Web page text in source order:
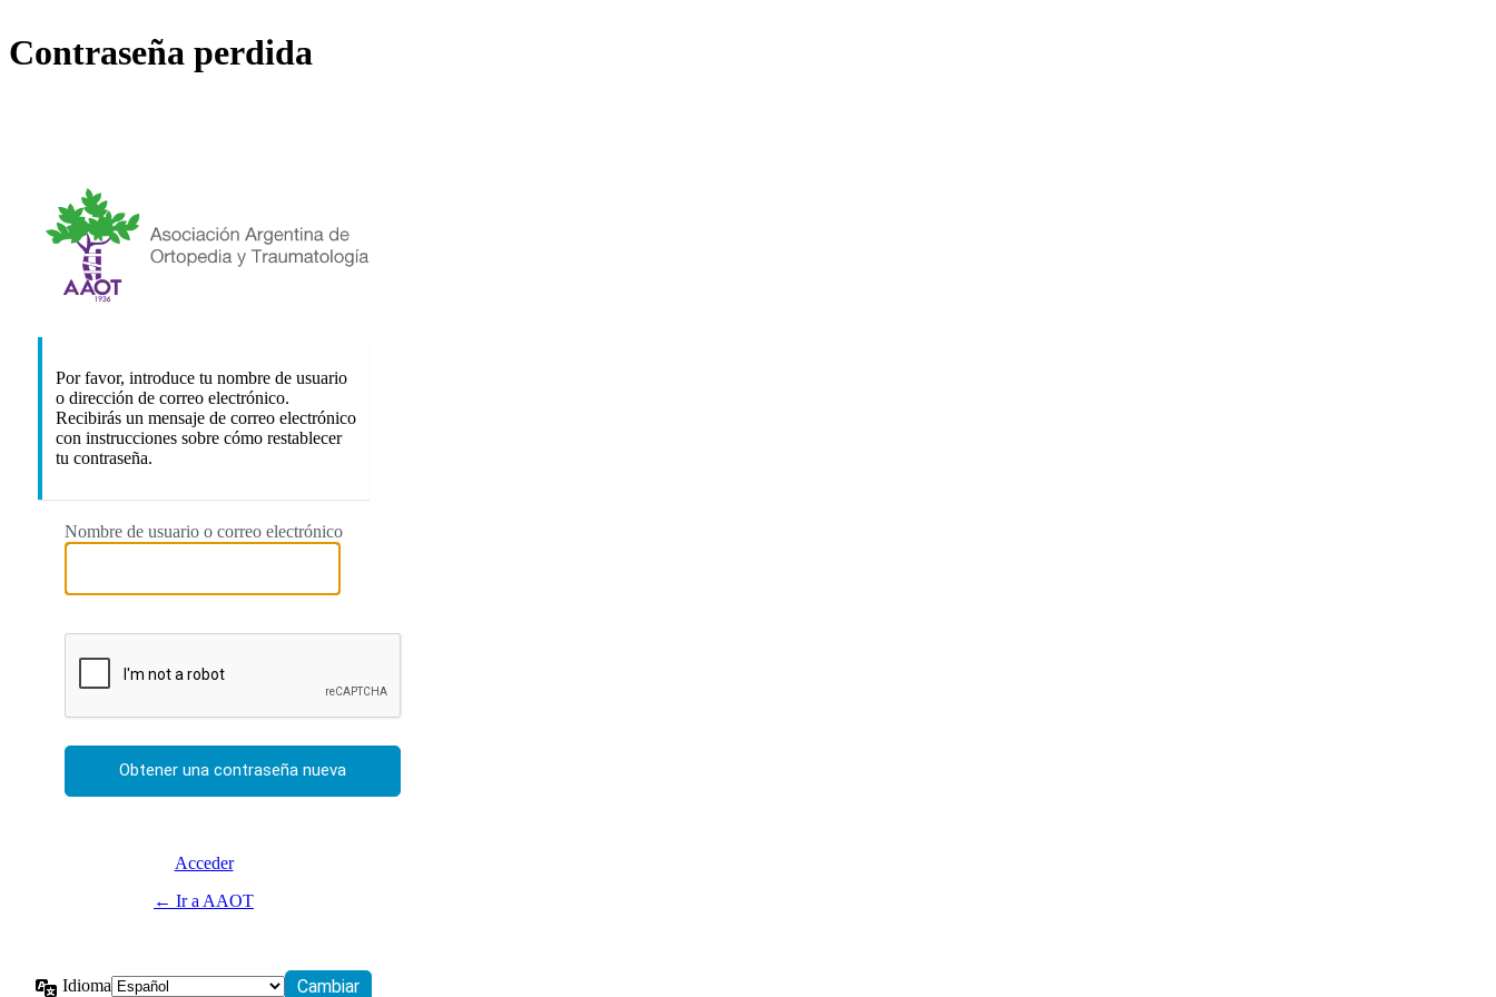
Contraseña perdida
Por favor, introduce tu nombre de usuario
o dirección de correo electrónico.
Recibirás un mensaje de correo electrónico
con instrucciones sobre cómo restablecer
tu contraseña.
Nombre de usuario o correo electrónico
Acceder
← Ir a AAOT
Idioma